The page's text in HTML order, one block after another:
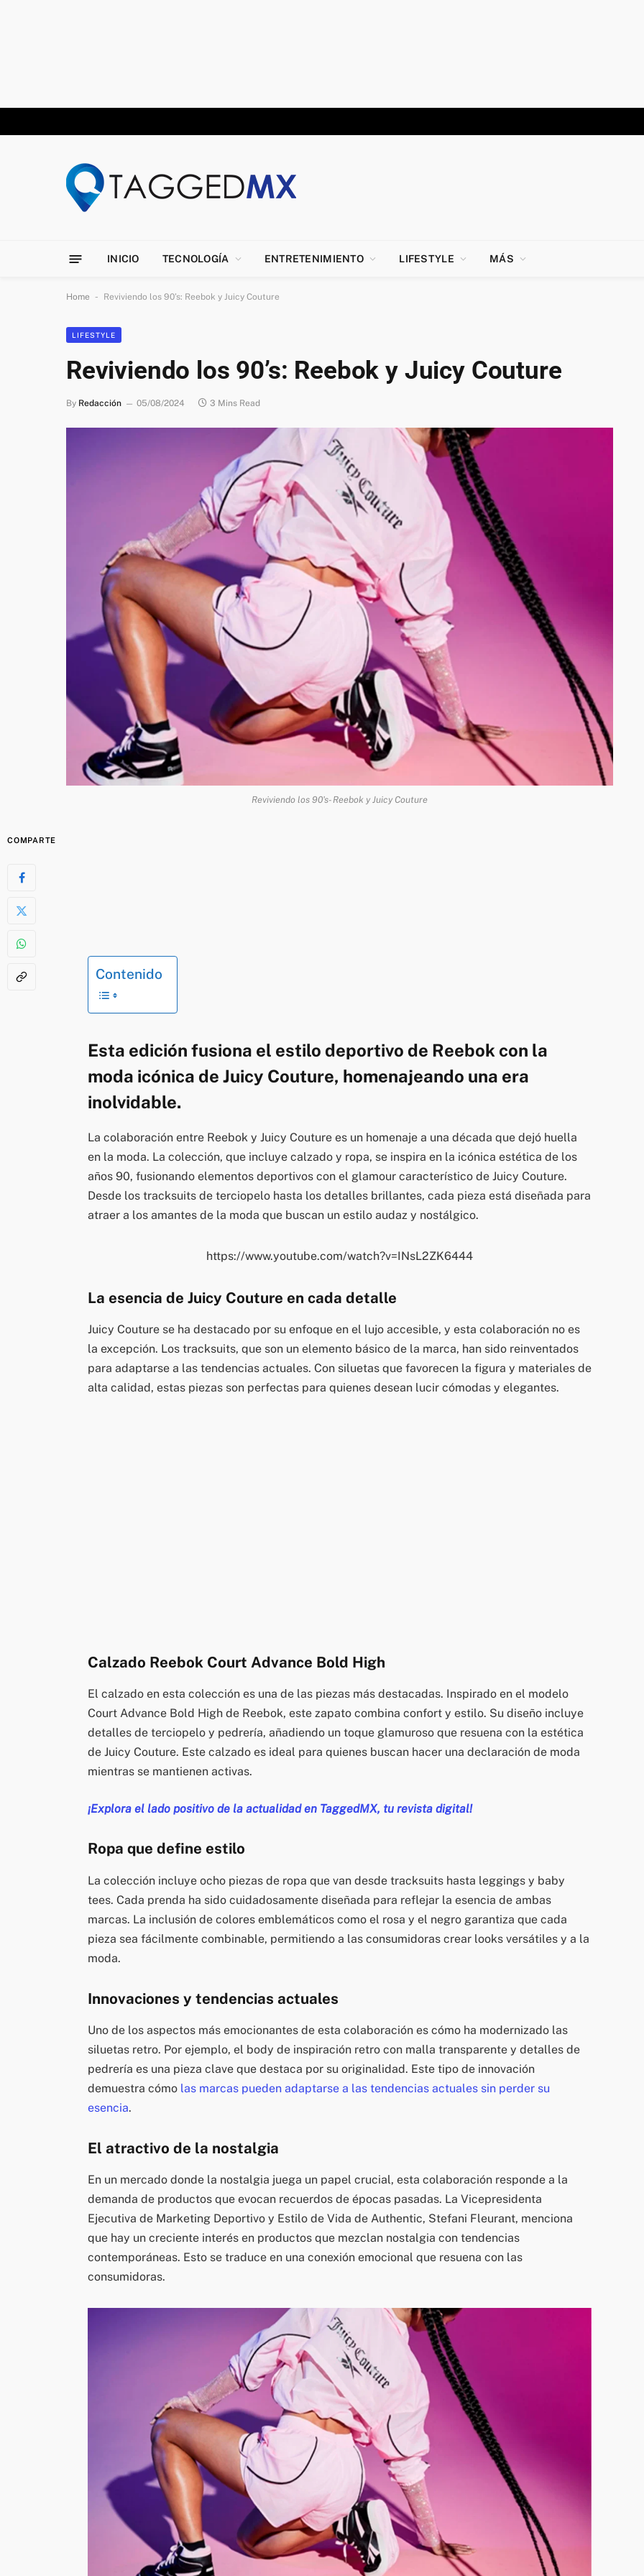
INICIO TECNOLOGÍA ENTRETENIMIENTO LIFESTYLE MÁS
Home - Reviviendo los 90’s: Reebok y Juicy Couture
LIFESTYLE
Reviviendo los 90’s: Reebok y Juicy Couture
By Redacción 05/08/2024 3 Mins Read
Reviviendo los 90's- Reebok y Juicy Couture
COMPARTE
Contenido
Esta edición fusiona el estilo deportivo de Reebok con la
moda icónica de Juicy Couture, homenajeando una era
inolvidable.
La colaboración entre Reebok y Juicy Couture es un homenaje a una década que dejó huella
en la moda. La colección, que incluye calzado y ropa, se inspira en la icónica estética de los
años 90, fusionando elementos deportivos con el glamour característico de Juicy Couture.
Desde los tracksuits de terciopelo hasta los detalles brillantes, cada pieza está diseñada para
atraer a los amantes de la moda que buscan un estilo audaz y nostálgico.
https://www.youtube.com/watch?v=INsL2ZK6444
La esencia de Juicy Couture en cada detalle
Juicy Couture se ha destacado por su enfoque en el lujo accesible, y esta colaboración no es
la excepción. Los tracksuits, que son un elemento básico de la marca, han sido reinventados
para adaptarse a las tendencias actuales. Con siluetas que favorecen la figura y materiales de
alta calidad, estas piezas son perfectas para quienes desean lucir cómodas y elegantes.
Calzado Reebok Court Advance Bold High
El calzado en esta colección es una de las piezas más destacadas. Inspirado en el modelo
Court Advance Bold High de Reebok, este zapato combina confort y estilo. Su diseño incluye
detalles de terciopelo y pedrería, añadiendo un toque glamuroso que resuena con la estética
de Juicy Couture. Este calzado es ideal para quienes buscan hacer una declaración de moda
mientras se mantienen activas.
¡Explora el lado positivo de la actualidad en TaggedMX, tu revista digital!
Ropa que define estilo
La colección incluye ocho piezas de ropa que van desde tracksuits hasta leggings y baby
tees. Cada prenda ha sido cuidadosamente diseñada para reflejar la esencia de ambas
marcas. La inclusión de colores emblemáticos como el rosa y el negro garantiza que cada
pieza sea fácilmente combinable, permitiendo a las consumidoras crear looks versátiles y a la
moda.
Innovaciones y tendencias actuales
Uno de los aspectos más emocionantes de esta colaboración es cómo ha modernizado las
siluetas retro. Por ejemplo, el body de inspiración retro con malla transparente y detalles de
pedrería es una pieza clave que destaca por su originalidad. Este tipo de innovación
demuestra cómo las marcas pueden adaptarse a las tendencias actuales sin perder su
esencia.
El atractivo de la nostalgia
En un mercado donde la nostalgia juega un papel crucial, esta colaboración responde a la
demanda de productos que evocan recuerdos de épocas pasadas. La Vicepresidenta
Ejecutiva de Marketing Deportivo y Estilo de Vida de Authentic, Stefani Fleurant, menciona
que hay un creciente interés en productos que mezclan nostalgia con tendencias
contemporáneas. Esto se traduce en una conexión emocional que resuena con las
consumidoras.